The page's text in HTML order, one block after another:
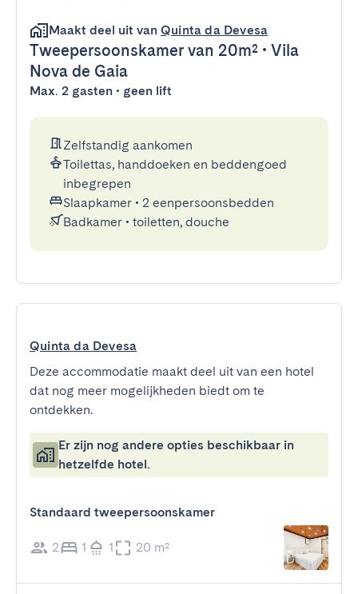
Maakt deel uit van Quinta da Devesa
Tweepersoonskamer van 20m² • Vila
Nova de Gaia
Max. 2 gasten • geen lift
Zelfstandig aankomen
Toilettas, handdoeken en beddengoed
inbegrepen
Slaapkamer • 2 eenpersoonsbedden
Badkamer • toiletten, douche
Quinta da Devesa
Deze accommodatie maakt deel uit van een hotel
dat nog meer mogelijkheden biedt om te
ontdekken.
Er zijn nog andere opties beschikbaar in
hetzelfde hotel.
Standaard tweepersoonskamer
2 1 1 20 m²